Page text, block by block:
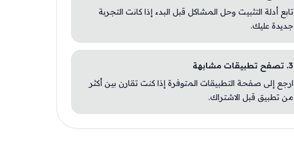
تابع أدلة التثبيت وحل المشاكل قبل البدء إذا كانت التجربة
جديدة عليك.
3. تصفح تطبيقات مشابهة
ارجع إلى صفحة التطبيقات المتوفرة إذا كنت تقارن بين أكثر
من تطبيق قبل الاشتراك.